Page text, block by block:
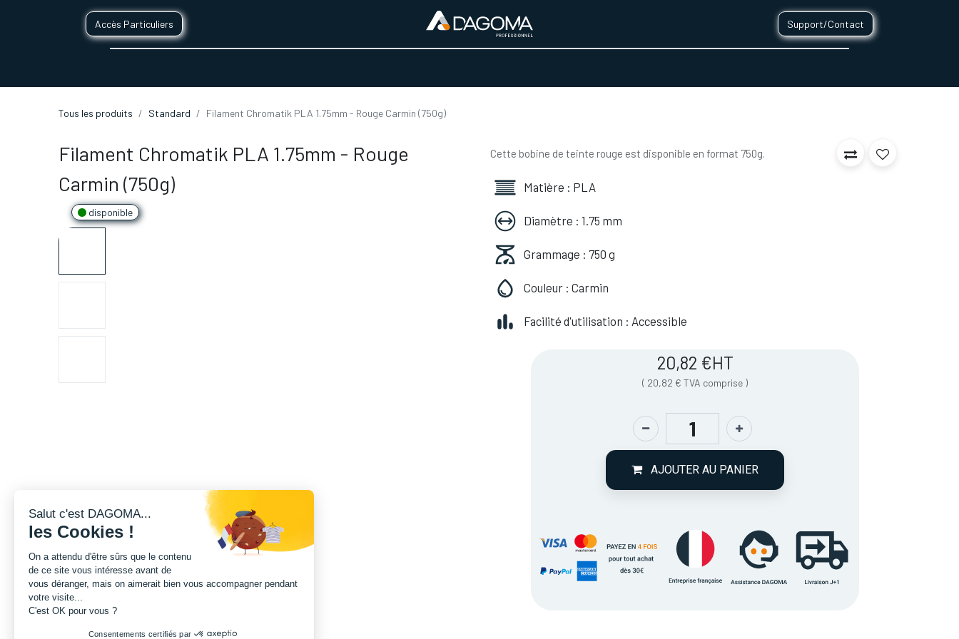
Accès Particuliers Support/Contact
Tous les produits Standard Filament Chromatik PLA 1.75mm - Rouge Carmin (750g)
Filament Chromatik PLA 1.75mm - Rouge
Carmin (750g)
disponible
Cette bobine de teinte rouge est disponible en format 750g.
Matière : PLA
Diamètre : 1.75 mm
Grammage : 750 g
Couleur : Carmin
Facilité d'utilisation : Accessible
20,82 €HT
( 20,82 € TVA comprise )
AJOUTER AU PANIER
Salut c'est DAGOMA...
les Cookies !
On a attendu d'être sûrs que le contenu
de ce site vous intéresse avant de
vous déranger, mais on aimerait bien vous accompagner pendant
votre visite...
C'est OK pour vous ?
Consentements certifiés par